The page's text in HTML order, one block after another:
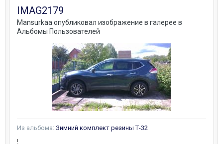
IMAG2179
Mansurkaa опубликовал изображение в галерее в
Альбомы Пользователей
Из альбома: Зимний комплект резины Т-32
!